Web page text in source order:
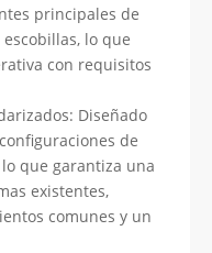
principales de
lo que
con requisitos
Diseñado
de
que garantiza una
existentes,
comunes y un